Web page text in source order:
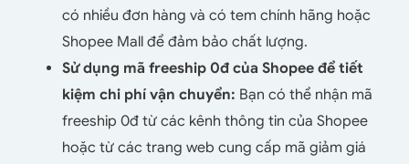
có nhiều đơn hàng và có tem chính hãng hoặc
Shopee Mall để đảm bảo chất lượng.
Sử dụng mã freeship 0đ của Shopee để tiết
kiệm chi phí vận chuyển: Bạn có thể nhận mã
freeship 0đ từ các kênh thông tin của Shopee
hoặc từ các trang web cung cấp mã giảm giá